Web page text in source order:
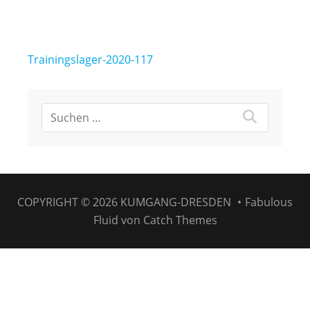
Beitragsnavigation
Trainingslager-2020-117
COPYRIGHT © 2026 KUMGANG-DRESDEN • Fabulous
Fluid von Catch Themes